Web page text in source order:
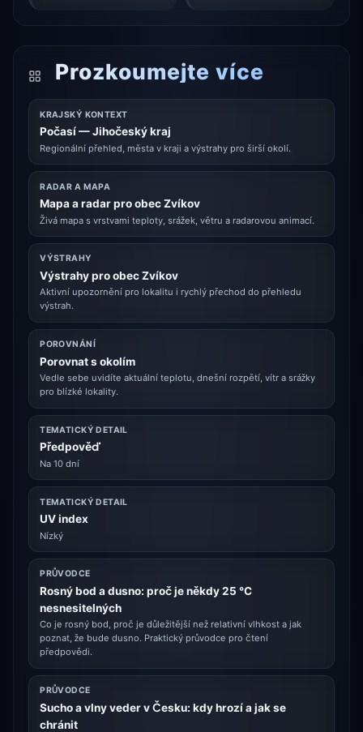
Prozkoumejte více
KRAJSKÝ KONTEXT
Počasí — Jihočeský kraj
Regionální přehled, města v kraji a výstrahy pro širší okolí.
RADAR A MAPA
Mapa a radar pro obec Zvíkov
Živá mapa s vrstvami teploty, srážek, větru a radarovou animací.
VÝSTRAHY
Výstrahy pro obec Zvíkov
Aktivní upozornění pro lokalitu i rychlý přechod do přehledu
výstrah.
POROVNÁNÍ
Porovnat s okolím
Vedle sebe uvidíte aktuální teplotu, dnešní rozpětí, vítr a srážky
pro blízké lokality.
TEMATICKÝ DETAIL
Předpověď
Na 10 dní
TEMATICKÝ DETAIL
UV index
Nízký
PRŮVODCE
Rosný bod a dusno: proč je někdy 25 °C
nesnesitelných
Co je rosný bod, proč je důležitější než relativní vlhkost a jak
poznat, že bude dusno. Praktický průvodce pro čtení
předpovědi.
PRŮVODCE
Sucho a vlny veder v Česku: kdy hrozí a jak se
chránit